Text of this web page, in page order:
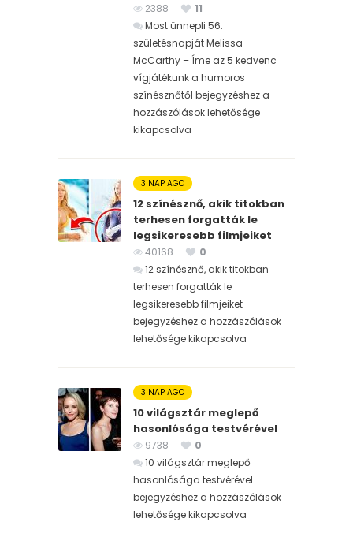
2388
11
Most ünnepli 56.
születésnapját Melissa
McCarthy – Íme az 5 kedvenc
vígjátékunk a humoros
színésznőtől bejegyzéshez a
hozzászólások lehetősége
kikapcsolva
3 NAP AGO
12 színésznő, akik titokban
terhesen forgatták le
legsikeresebb filmjeiket
40168
0
12 színésznő, akik titokban
terhesen forgatták le
legsikeresebb filmjeiket
bejegyzéshez a hozzászólások
lehetősége kikapcsolva
3 NAP AGO
10 világsztár meglepő
hasonlósága testvérével
9738
0
10 világsztár meglepő
hasonlósága testvérével
bejegyzéshez a hozzászólások
lehetősége kikapcsolva